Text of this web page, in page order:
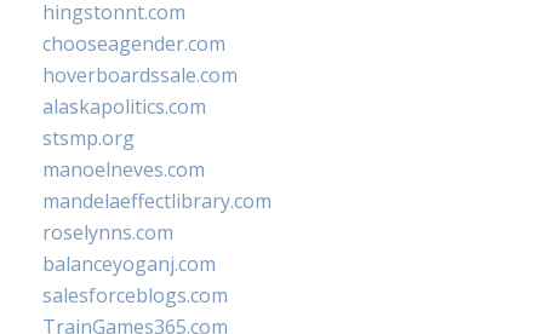
hingstonnt.com
chooseagender.com
hoverboardssale.com
alaskapolitics.com
stsmp.org
manoelneves.com
mandelaeffectlibrary.com
roselynns.com
balanceyoganj.com
salesforceblogs.com
TrainGames365.com